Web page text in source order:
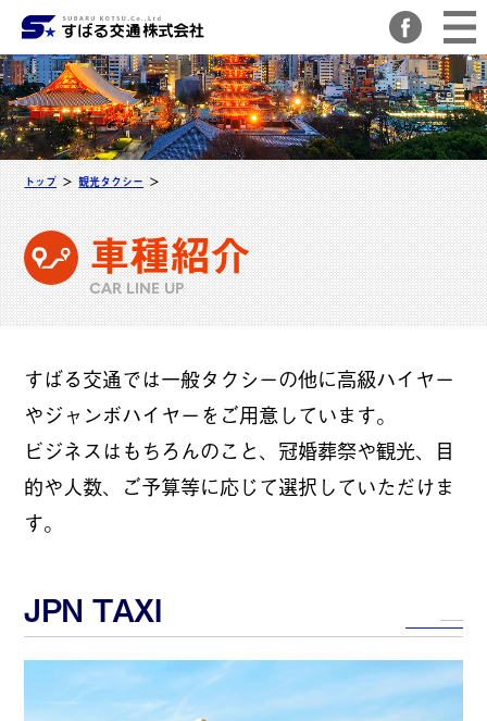
トップ 観光タクシー
車種紹介
CAR LINE UP
すばる交通では一般タクシーの他に高級ハイヤー
やジャンボハイヤーをご用意しています。
ビジネスはもちろんのこと、冠婚葬祭や観光、目
的や人数、ご予算等に応じて選択していただけま
す。
JPN TAXI